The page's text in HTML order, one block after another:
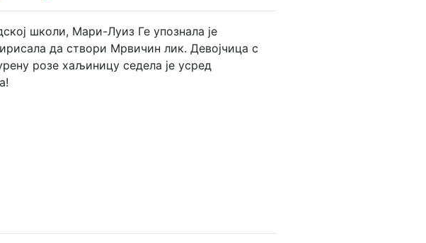
школи, Мари-Луиз Ге упознала је
да створи Мрвичин лик. Девојчица с
розе хаљиницу седела је усред